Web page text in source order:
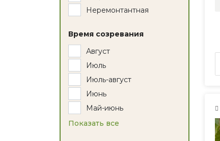
Неремонтантная
Время созревания
Август
Июль
Июль-август
Июнь
Май-июнь
Показать все